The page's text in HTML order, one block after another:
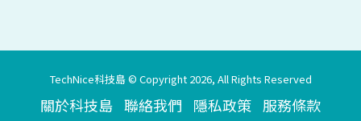
TechNice科技島 © Copyright 2026, All Rights Reserved
關於科技島 聯絡我們 隱私政策 服務條款